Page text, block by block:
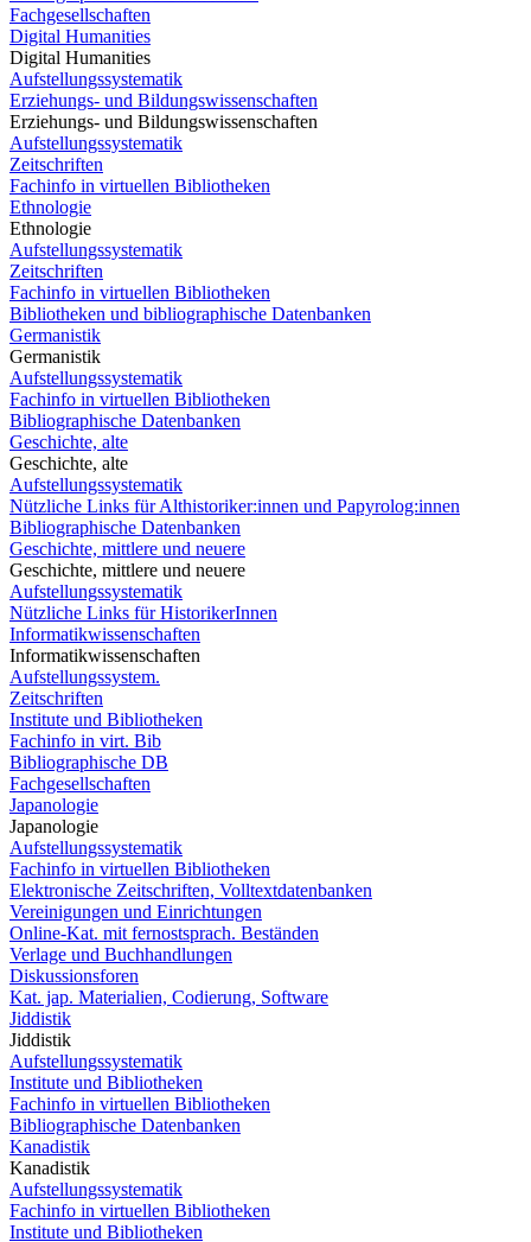
Fachgesellschaften
Digital Humanities
Digital Humanities
Aufstellungssystematik
Erziehungs- und Bildungswissenschaften
Erziehungs- und Bildungswissenschaften
Aufstellungssystematik
Zeitschriften
Fachinfo in virtuellen Bibliotheken
Ethnologie
Ethnologie
Aufstellungssystematik
Zeitschriften
Fachinfo in virtuellen Bibliotheken
Bibliotheken und bibliographische Datenbanken
Germanistik
Germanistik
Aufstellungssystematik
Fachinfo in virtuellen Bibliotheken
Bibliographische Datenbanken
Geschichte, alte
Geschichte, alte
Aufstellungssystematik
Nützliche Links für Althistoriker:innen und Papyrolog:innen
Bibliographische Datenbanken
Geschichte, mittlere und neuere
Geschichte, mittlere und neuere
Aufstellungssystematik
Nützliche Links für HistorikerInnen
Informatikwissenschaften
Informatikwissenschaften
Aufstellungssystem.
Zeitschriften
Institute und Bibliotheken
Fachinfo in virt. Bib
Bibliographische DB
Fachgesellschaften
Japanologie
Japanologie
Aufstellungssystematik
Fachinfo in virtuellen Bibliotheken
Elektronische Zeitschriften, Volltextdatenbanken
Vereinigungen und Einrichtungen
Online-Kat. mit fernostsprach. Beständen
Verlage und Buchhandlungen
Diskussionsforen
Kat. jap. Materialien, Codierung, Software
Jiddistik
Jiddistik
Aufstellungssystematik
Institute und Bibliotheken
Fachinfo in virtuellen Bibliotheken
Bibliographische Datenbanken
Kanadistik
Kanadistik
Aufstellungssystematik
Fachinfo in virtuellen Bibliotheken
Institute und Bibliotheken